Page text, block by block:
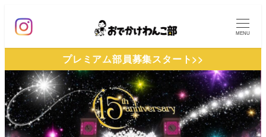
ン
ン
テ
ン
ツ
MENU
プレミアム部員募集スタート>>